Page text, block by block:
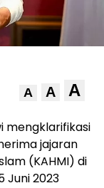
A A A
mengklarifikasi
jajaran
(KAHMI) di
Juni 2023